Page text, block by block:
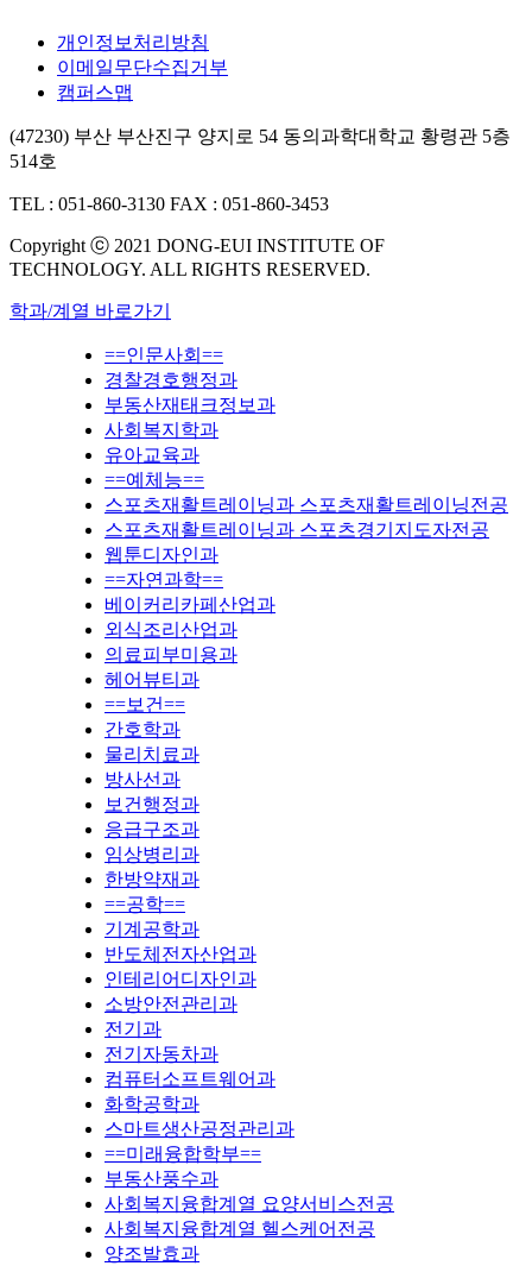
개인정보처리방침
이메일무단수집거부
캠퍼스맵
(47230) 부산 부산진구 양지로 54 동의과학대학교 황령관 5층
514호
TEL : 051-860-3130 FAX : 051-860-3453
Copyright ⓒ 2021 DONG-EUI INSTITUTE OF
TECHNOLOGY. ALL RIGHTS RESERVED.
학과/계열 바로가기
==인문사회==
경찰경호행정과
부동산재태크정보과
사회복지학과
유아교육과
==예체능==
스포츠재활트레이닝과 스포츠재활트레이닝전공
스포츠재활트레이닝과 스포츠경기지도자전공
웹툰디자인과
==자연과학==
베이커리카페산업과
외식조리산업과
의료피부미용과
헤어뷰티과
==보건==
간호학과
물리치료과
방사선과
보건행정과
응급구조과
임상병리과
한방약재과
==공학==
기계공학과
반도체전자산업과
인테리어디자인과
소방안전관리과
전기과
전기자동차과
컴퓨터소프트웨어과
화학공학과
스마트생산공정관리과
==미래융합학부==
부동산풍수과
사회복지융합계열 요양서비스전공
사회복지융합계열 헬스케어전공
양조발효과